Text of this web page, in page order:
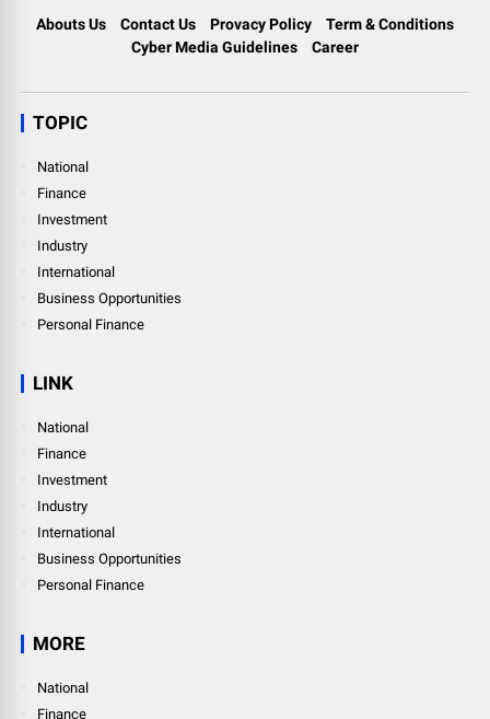
Abouts Us Contact Us Provacy Policy
Term & Conditions
Cyber Media Guidelines
Career
TOPIC
National
Finance
Investment
Industry
International
Business Opportunities
Personal Finance
LINK
National
Finance
Investment
Industry
International
Business Opportunities
Personal Finance
MORE
National
Finance